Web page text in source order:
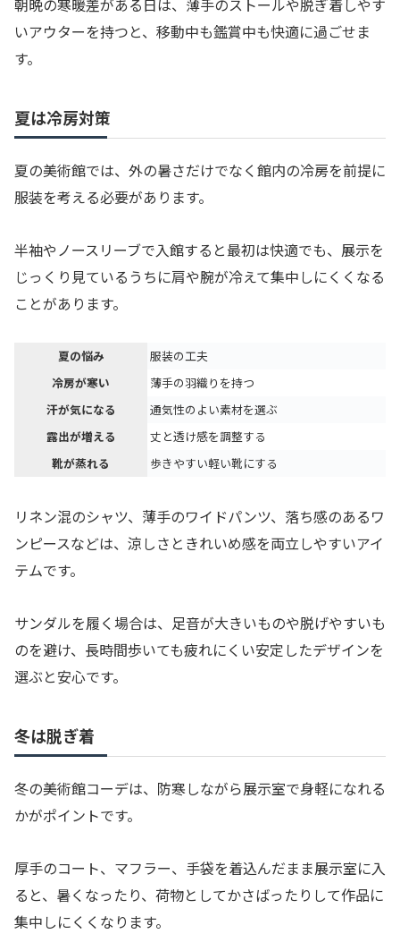
いアウターを持つと、移動中も鑑賞中も快適に過ごせま
す。
夏は冷房対策
夏の美術館では、外の暑さだけでなく館内の冷房を前提に
服装を考える必要があります。
半袖やノースリーブで入館すると最初は快適でも、展示を
じっくり見ているうちに肩や腕が冷えて集中しにくくなる
ことがあります。
夏の悩み
服装の工夫
冷房が寒い
薄手の羽織りを持つ
汗が気になる
通気性のよい素材を選ぶ
露出が増える
丈と透け感を調整する
靴が蒸れる
歩きやすい軽い靴にする
リネン混のシャツ、薄手のワイドパンツ、落ち感のあるワ
ンピースなどは、涼しさときれいめ感を両立しやすいアイ
テムです。
サンダルを履く場合は、足音が大きいものや脱げやすいも
のを避け、長時間歩いても疲れにくい安定したデザインを
選ぶと安心です。
冬は脱ぎ着
冬の美術館コーデは、防寒しながら展示室で身軽になれる
かがポイントです。
厚手のコート、マフラー、手袋を着込んだまま展示室に入
ると、暑くなったり、荷物としてかさばったりして作品に
集中しにくくなります。